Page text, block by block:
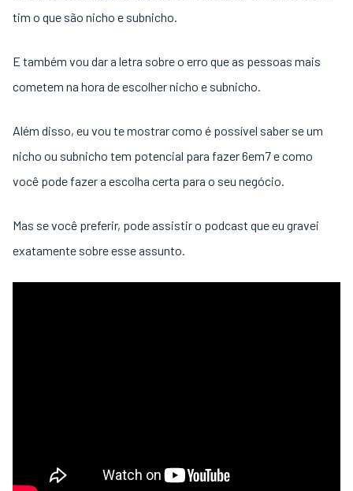
tim o que são nicho e subnicho.
E também vou dar a letra sobre o erro que as pessoas mais
cometem na hora de escolher nicho e subnicho.
Além disso, eu vou te mostrar como é possível saber se um
nicho ou subnicho tem potencial para fazer 6em7 e como
você pode fazer a escolha certa para o seu negócio.
Mas se você preferir, pode assistir o podcast que eu gravei
exatamente sobre esse assunto.